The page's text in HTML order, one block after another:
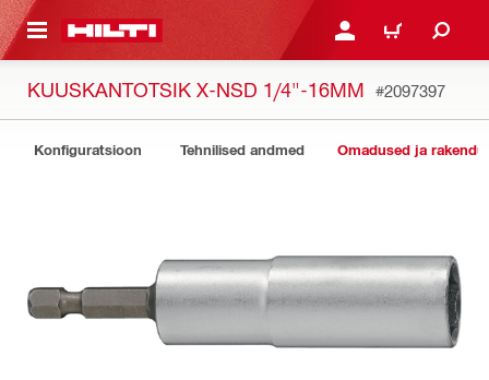
JUURDE LOGI SISSE VÕI
OSTUKORV
KUUSKANTOTSIK X-NSD 1/4"-16MM #2097397
Konfiguratsioon Tehnilised andmed Omadused ja